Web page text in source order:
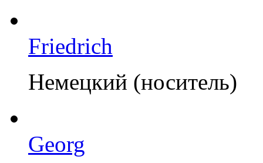
Friedrich
Немецкий (носитель)
Georg